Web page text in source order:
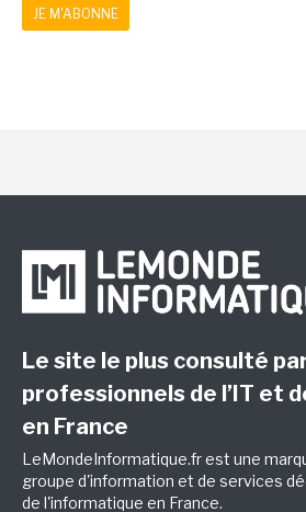
JE M'ABONNE
Le site le plus consulté
professionnels de l’IT et
en France
LeMondeInformatique.fr est une
groupe d'information et de services
de l'informatique en France.